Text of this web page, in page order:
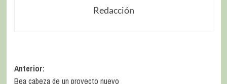
Redacción
Anterior:
Bea cabeza de un proyecto nuevo